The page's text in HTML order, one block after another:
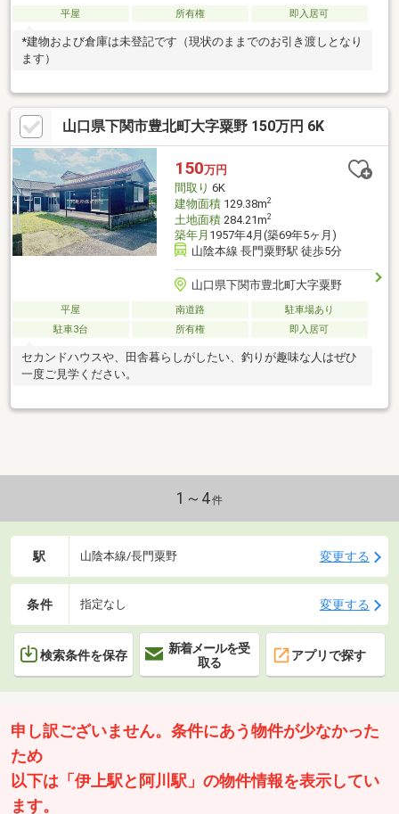
平屋 所有権 即入居可
*建物および倉庫は未登記です（現状のままでのお引き渡しとなり
ます）
山口県下関市豊北町大字粟野 150万円 6K
150万円
間取り 6K
建物面積129.38m2
土地面積284.21m2
築年月 1957年4月(築69年5ヶ月)
山陰本線 長門粟野駅 徒歩5分
山口県下関市豊北町大字粟野
平屋 南道路
駐車場あり
駐車3台
所有権 即入居可
セカンドハウスや、田舎暮らしがしたい、釣りが趣味な人はぜひ
一度ご見学ください。
1～4件
駅 山陰本線/長門粟野 変更する
条件 指定なし 変更する
検索条件を保存
新着メールを受
取る
アプリで探す
申し訳ございません。条件にあう物件が少なかった
ため
以下は「伊上駅と阿川駅」の物件情報を表示してい
ます。